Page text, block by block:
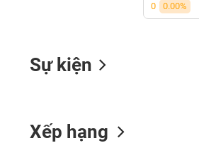
0
0.00%
Sự kiện
Xếp hạng